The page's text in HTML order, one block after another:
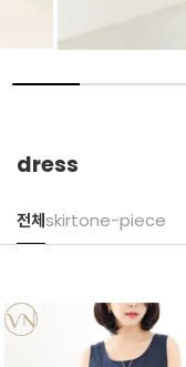
dress
전체skirtone-piece